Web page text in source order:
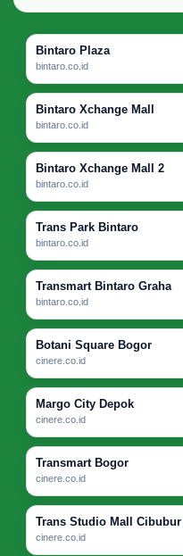
Bintaro Plaza
bintaro.co.id
Bintaro Xchange Mall
bintaro.co.id
Bintaro Xchange Mall 2
bintaro.co.id
Trans Park Bintaro
bintaro.co.id
Transmart Bintaro Graha
bintaro.co.id
Botani Square Bogor
cinere.co.id
Margo City Depok
cinere.co.id
Transmart Bogor
cinere.co.id
Trans Studio Mall Cibubur
cinere.co.id